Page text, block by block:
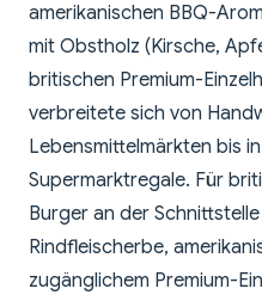
amerikanischen BBQ-
mit Obstholz (Kirsche,
britischen Premium-
verbreitete sich von
Lebensmittelmärkten bis
Supermarktregale. Für
Burger an der
Rindfleischerbe,
zugänglichem Premium-